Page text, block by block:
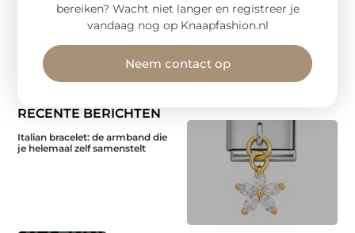
RECENTE BERICHTEN
Italian bracelet: de armband die
je helemaal zelf samenstelt
bereiken? Wacht niet langer en registreer je
vandaag nog op Knaapfashion.nl
Neem contact op